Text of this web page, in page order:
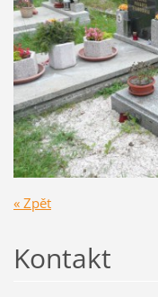
« Zpět
Kontakt